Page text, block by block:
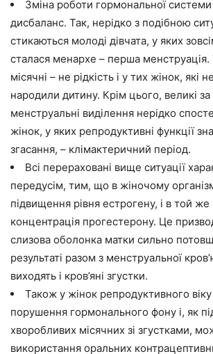
Зміна роботи гормональної системи
дисбаланс. Так, нерідко з подібною
стикаються молоді дівчата, у яких
сталася менархе – перша менструація.
місячні – не рідкість і у тих жінок, які
народили дитину. Крім цього, великі
менструальні виділення нерідко
жінок, у яких репродуктивні функції
згасання, – клімактеричний період.
Всі перераховані вище ситуації
передусім, тим, що в жіночому
підвищення рівня естрогену, і в той
концентрація прогестерону. Це
слизова оболонка матки сильно
результаті разом з менструальної
виходять і кров’яні згустки.
Також у жінок репродуктивного
порушення гормонального фону і, як
хворобливих місячних зі згустками,
використання оральних